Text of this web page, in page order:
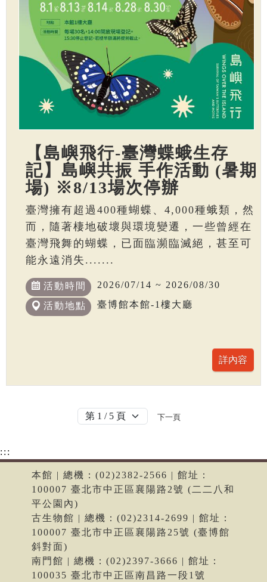
【島嶼飛行-臺灣蝶蛾生存
記】島嶼共振 手作活動 (暑期
場) ※8/13場次停辦
臺灣擁有超過400種蝴蝶、4,000種蛾類，然
而，隨著棲地破壞與環境變遷，一些曾經在
臺灣飛舞的蝴蝶，已面臨瀕臨滅絕，甚至可
能永遠消失.......
活動時間 2026/07/14 ~ 2026/08/30
活動地點 臺博館本館-1樓大廳
下一頁
:::
本館 | 總機：(02)2382-2566 | 館址：
100007 臺北市中正區襄陽路2號 (二二八和
平公園內)
古生物館 | 總機：(02)2314-2699 | 館址：
100007 臺北市中正區襄陽路25號 (臺博館
斜對面)
南門館 | 總機：(02)2397-3666 | 館址：
100035 臺北市中正區南昌路一段1號